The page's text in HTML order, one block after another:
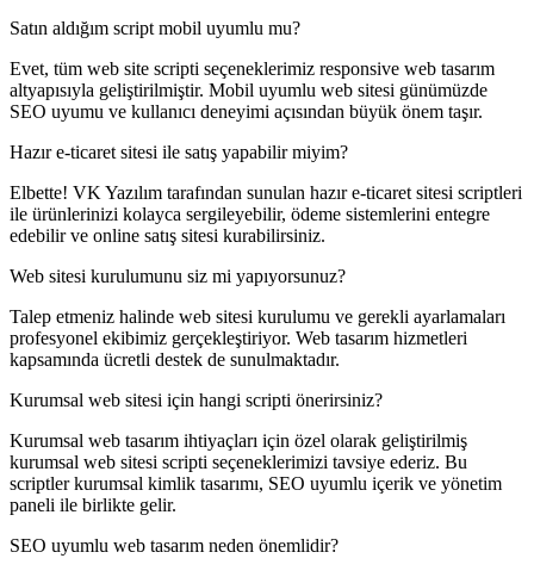
Satın aldığım script mobil uyumlu mu?
Evet, tüm web site scripti seçeneklerimiz responsive web tasarım
altyapısıyla geliştirilmiştir. Mobil uyumlu web sitesi günümüzde
SEO uyumu ve kullanıcı deneyimi açısından büyük önem taşır.
Hazır e-ticaret sitesi ile satış yapabilir miyim?
Elbette! VK Yazılım tarafından sunulan hazır e-ticaret sitesi scriptleri
ile ürünlerinizi kolayca sergileyebilir, ödeme sistemlerini entegre
edebilir ve online satış sitesi kurabilirsiniz.
Web sitesi kurulumunu siz mi yapıyorsunuz?
Talep etmeniz halinde web sitesi kurulumu ve gerekli ayarlamaları
profesyonel ekibimiz gerçekleştiriyor. Web tasarım hizmetleri
kapsamında ücretli destek de sunulmaktadır.
Kurumsal web sitesi için hangi scripti önerirsiniz?
Kurumsal web tasarım ihtiyaçları için özel olarak geliştirilmiş
kurumsal web sitesi scripti seçeneklerimizi tavsiye ederiz. Bu
scriptler kurumsal kimlik tasarımı, SEO uyumlu içerik ve yönetim
paneli ile birlikte gelir.
SEO uyumlu web tasarım neden önemlidir?